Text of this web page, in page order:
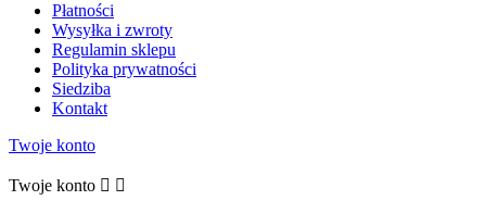
Płatności
Wysyłka i zwroty
Regulamin sklepu
Polityka prywatności
Siedziba
Kontakt
Twoje konto
Twoje konto  